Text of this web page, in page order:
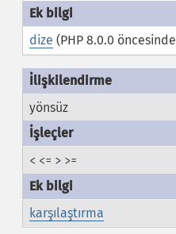
dize (PHP 8.0.0 öncesinde
yönsüz
< <= > >=
karşılaştırma